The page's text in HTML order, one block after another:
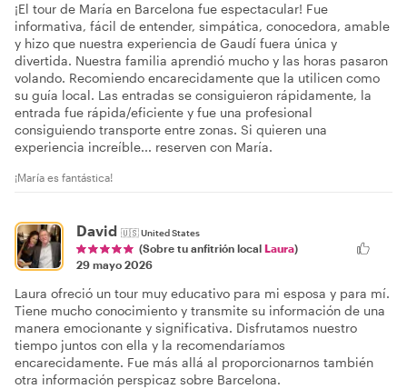
¡El tour de María en Barcelona fue espectacular! Fue
informativa, fácil de entender, simpática, conocedora, amable
y hizo que nuestra experiencia de Gaudí fuera única y
divertida. Nuestra familia aprendió mucho y las horas pasaron
volando. Recomiendo encarecidamente que la utilicen como
su guía local. Las entradas se consiguieron rápidamente, la
entrada fue rápida/eficiente y fue una profesional
consiguiendo transporte entre zonas. Si quieren una
experiencia increíble... reserven con María.
¡María es fantástica!
David 🇺🇸United States
(Sobre tu anfitrión local Laura)
29 mayo 2026
Laura ofreció un tour muy educativo para mi esposa y para mí.
Tiene mucho conocimiento y transmite su información de una
manera emocionante y significativa. Disfrutamos nuestro
tiempo juntos con ella y la recomendaríamos
encarecidamente. Fue más allá al proporcionarnos también
otra información perspicaz sobre Barcelona.